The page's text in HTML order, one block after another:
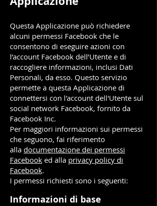
Questa Applicazione può richiedere
alcuni permessi Facebook che le
consentono di eseguire azioni con
l’account Facebook dell’Utente e di
raccogliere informazioni, inclusi Dati
Personali, da esso. Questo servizio
permette a questa Applicazione di
connettersi con l'account dell'Utente sul
social network Facebook, fornito da
Facebook Inc.
Per maggiori informazioni sui permessi
che seguono, fai riferimento
alla documentazione dei permessi
Facebook ed alla privacy policy di
Facebook.
I permessi richiesti sono i seguenti:
Informazioni di base